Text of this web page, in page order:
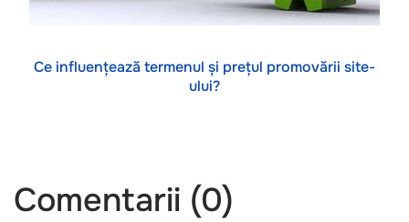
Ce influențează termenul și prețul promovării site-
ului?
Comentarii (0)